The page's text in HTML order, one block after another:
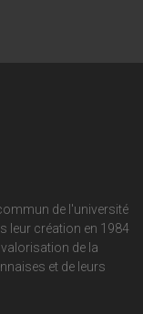
de l'université
leur création en 1984
de la
et de leurs